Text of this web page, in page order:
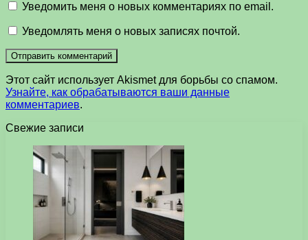
Уведомить меня о новых комментариях по email.
Уведомлять меня о новых записях почтой.
Этот сайт использует Akismet для борьбы со спамом.
Узнайте, как обрабатываются ваши данные
комментариев.
Свежие записи